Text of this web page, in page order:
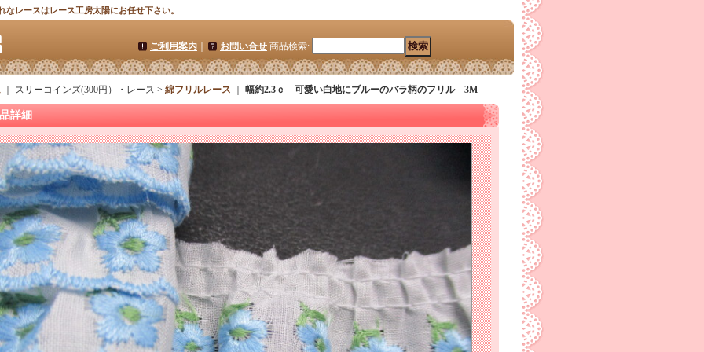
レースはレース工房太陽にお任せ下さい。
ご利用案内 お問い合せ 商品検索:
｜ スリーコインズ(300円）・レース > 綿フリルレース 幅約2.3ｃ 可愛い白地にブルーのバラ柄のフリル 3M
詳細